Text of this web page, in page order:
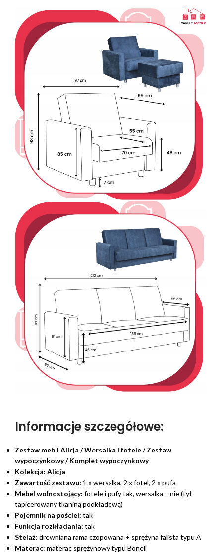
Informacje szczegółowe:
Zestaw mebli Alicja / Wersalka i fotele / Zestaw
wypoczynkowy / Komplet wypoczynkowy
Kolekcja: Alicja
Zawartość zestawu: 1 x wersalka, 2 x fotel, 2 x pufa
Mebel wolnostojący: fotele i pufy tak, wersalka – nie (tył
tapicerowany tkaniną podkładową)
Pojemnik na pościel: tak
Funkcja rozkładania: tak
Stelaż: drewniana rama czopowana + sprężyna falista typu A
Materac: materac sprężynowy typu Bonell